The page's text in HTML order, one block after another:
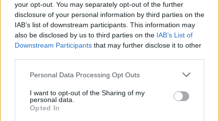
your opt-out. You may separately opt-out of the further
disclosure of your personal information by third parties on the
IAB’s list of downstream participants. This information may
also be disclosed by us to third parties on the IAB’s List of
Downstream Participants that may further disclose it to other
Personal Data Processing Opt Outs
I want to opt-out of the Sharing of my
personal data.
Opted In
Σχετικά Άρθρα